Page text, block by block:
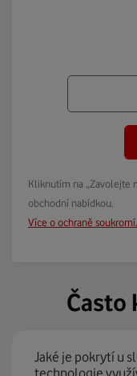
Kliknutím na „Zavolejte
obchodní nabídkou.
Více o ochraně soukromí.
Často
Jaké je pokrytí u
technologie